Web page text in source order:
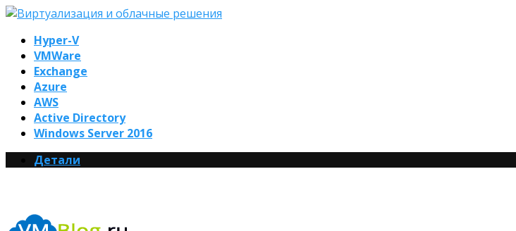
Hyper-V
VMWare
Exchange
Azure
AWS
Active Directory
Windows Server 2016
Детали